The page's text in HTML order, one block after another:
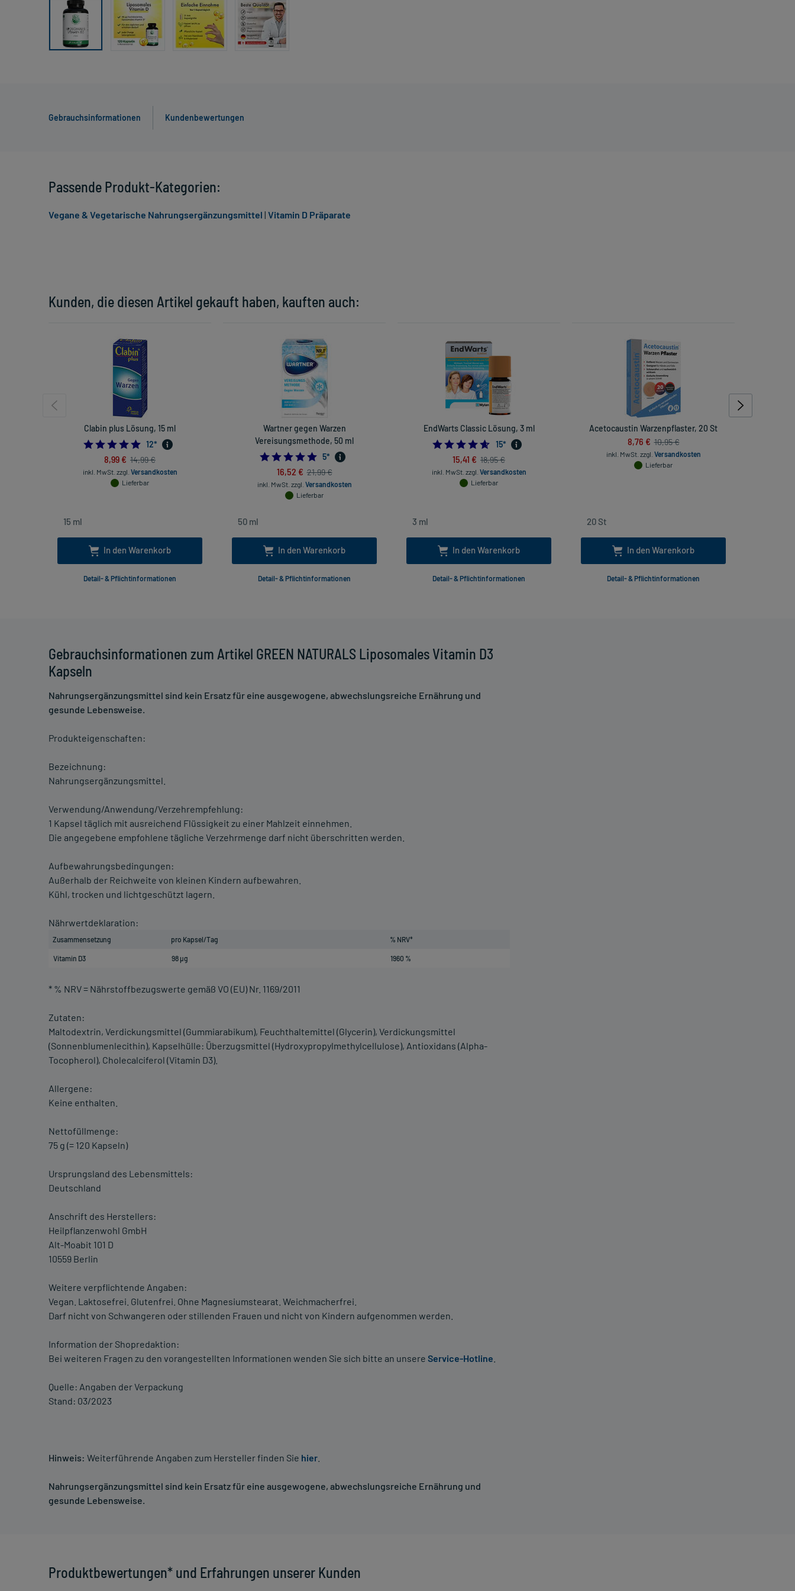
Gebrauchsinformationen Kundenbewertungen
Gebrauchsinformationen zum Artikel GREEN NATURALS Liposomales Vitamin D3
Kapseln
Nahrungsergänzungsmittel sind kein Ersatz für eine ausgewogene, abwechslungsreiche Ernährung und
gesunde Lebensweise.
Produkteigenschaften:
Bezeichnung:
Nahrungsergänzungsmittel.
Verwendung/Anwendung/Verzehrempfehlung:
1 Kapsel täglich mit ausreichend Flüssigkeit zu einer Mahlzeit einnehmen.
Die angegebene empfohlene tägliche Verzehrmenge darf nicht überschritten werden.
Aufbewahrungsbedingungen:
Außerhalb der Reichweite von kleinen Kindern aufbewahren.
Kühl, trocken und lichtgeschützt lagern.
Nährwertdeklaration:
Zusammensetzung pro Kapsel/Tag % NRV*
Vitamin D3 98 µg 1960 %
* % NRV = Nährstoffbezugswerte gemäß VO (EU) Nr. 1169/2011
Zutaten:
Maltodextrin, Verdickungsmittel (Gummiarabikum), Feuchthaltemittel (Glycerin), Verdickungsmittel
(Sonnenblumenlecithin), Kapselhülle: Überzugsmittel (Hydroxypropylmethylcellulose), Antioxidans (Alpha-
Tocopherol), Cholecalciferol (Vitamin D3).
Allergene:
Keine enthalten.
Nettofüllmenge:
75 g (= 120 Kapseln)
Ursprungsland des Lebensmittels:
Deutschland
Anschrift des Herstellers:
Heilpflanzenwohl GmbH
Alt-Moabit 101 D
10559 Berlin
Weitere verpflichtende Angaben:
Vegan. Laktosefrei. Glutenfrei. Ohne Magnesiumstearat. Weichmacherfrei.
Darf nicht von Schwangeren oder stillenden Frauen und nicht von Kindern aufgenommen werden.
Information der Shopredaktion:
Bei weiteren Fragen zu den vorangestellten Informationen wenden Sie sich bitte an unsere Service-Hotline
Quelle: Angaben der Verpackung
Stand: 03/2023
Hinweis: Weiterführende Angaben zum Hersteller finden Sie hier
Nahrungsergänzungsmittel sind kein Ersatz für eine ausgewogene, abwechslungsreiche Ernährung und
gesunde Lebensweise.
Produktbewertungen* und Erfahrungen unserer Kunden
Kunden, die diesen Artikel gekauft haben, kauften auch:
Clabin plus Lösung, 15 ml
4.833333333333333
12*
8,99 € 14,99 €
inkl. MwSt. zzgl. Versandkosten
Lieferbar
In den Warenkorb
Detail- & Pflichtinformationen
Wartner gegen Warzen
Vereisungsmethode, 50 ml
5.0
5*
16,52 € 21,99 €
inkl. MwSt. zzgl. Versandkosten
Lieferbar
In den Warenkorb
Detail- & Pflichtinformationen
EndWarts Classic Lösung, 3 ml
4.6
15*
15,41 € 18,95 €
inkl. MwSt. zzgl. Versandkosten
Lieferbar
In den Warenkorb
Detail- & Pflichtinformationen
Acetocaustin Warzenpflaster, 20 St
8,76 € 10,95 €
inkl. MwSt. zzgl. Versandkosten
Lieferbar
In den Warenkorb
Detail- & Pflichtinformationen
Passende Produkt-Kategorien:
Vegane & Vegetarische Nahrungsergänzungsmittel | Vitamin D Präparate